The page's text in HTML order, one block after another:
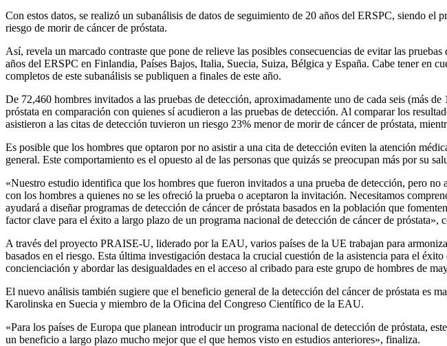
Con estos datos, se realizó un subanálisis de datos de seguimiento de 20 años del ERSPC, siendo
riesgo de morir de cáncer de próstata.
Así, revela un marcado contraste que pone de relieve las posibles consecuencias de evitar las
años del ERSPC en Finlandia, Países Bajos, Italia, Suecia, Suiza, Bélgica y España. Cabe tener en
completos de este subanálisis se publiquen a finales de este año.
De 72,460 hombres invitados a las pruebas de detección, aproximadamente uno de cada seis (más
próstata en comparación con quienes sí acudieron a las pruebas de detección. Al comparar los
asistieron a las citas de detección tuvieron un riesgo 23% menor de morir de cáncer de próstata,
Es posible que los hombres que optaron por no asistir a una cita de detección eviten la atención
general. Este comportamiento es el opuesto al de las personas que quizás se preocupan más por su
«Nuestro estudio identifica que los hombres que fueron invitados a una prueba de detección, pero
con los hombres a quienes no se les ofreció la prueba o aceptaron la invitación. Necesitamos
ayudará a diseñar programas de detección de cáncer de próstata basados en la población que
factor clave para el éxito a largo plazo de un programa nacional de detección de cáncer de próstata»,
A través del proyecto PRAISE-U, liderado por la EAU, varios países de la UE trabajan para
basados en el riesgo. Esta última investigación destaca la crucial cuestión de la asistencia para el
concienciación y abordar las desigualdades en el acceso al cribado para este grupo de hombres de
El nuevo análisis también sugiere que el beneficio general de la detección del cáncer de próstata
Karolinska en Suecia y miembro de la Oficina del Congreso Científico de la EAU.
«Para los países de Europa que planean introducir un programa nacional de detección de próstata,
un beneficio a largo plazo mucho mejor que el que hemos visto en estudios anteriores», finaliza.